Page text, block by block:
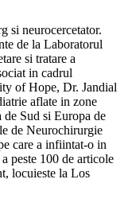
si neurocercetator.
de la Laboratorul
si tratare a
in cadrul
of Hope, Dr. Jandial
aflate in zone
Sud si Europa de
de Neurochirurgie
care a infiintat-o in
peste 100 de articole
locuieste la Los